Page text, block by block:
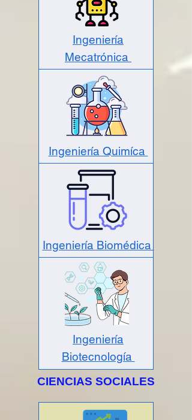
Ingeniería
Mecatrónica
Ingeniería Quimíca
Ingeniería Biomédica
Ingeniería
Biotecnología
CIENCIAS SOCIALES